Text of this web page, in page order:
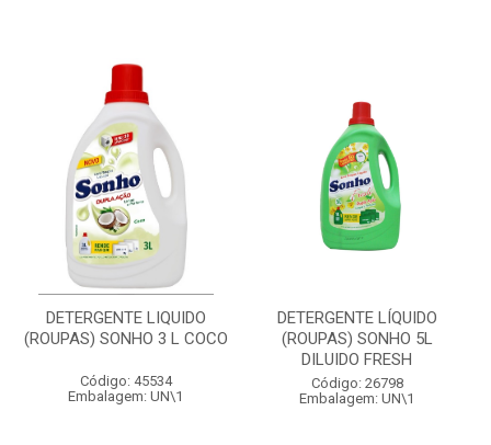
DETERGENTE LIQUIDO
(ROUPAS) SONHO 3 L COCO
Código: 45534
Embalagem: UN\1
DETERGENTE LÍQUIDO
(ROUPAS) SONHO 5L
DILUIDO FRESH
Código: 26798
Embalagem: UN\1